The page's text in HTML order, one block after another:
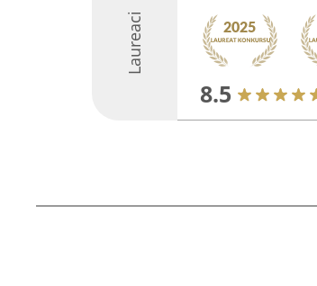
Laureaci
8.5